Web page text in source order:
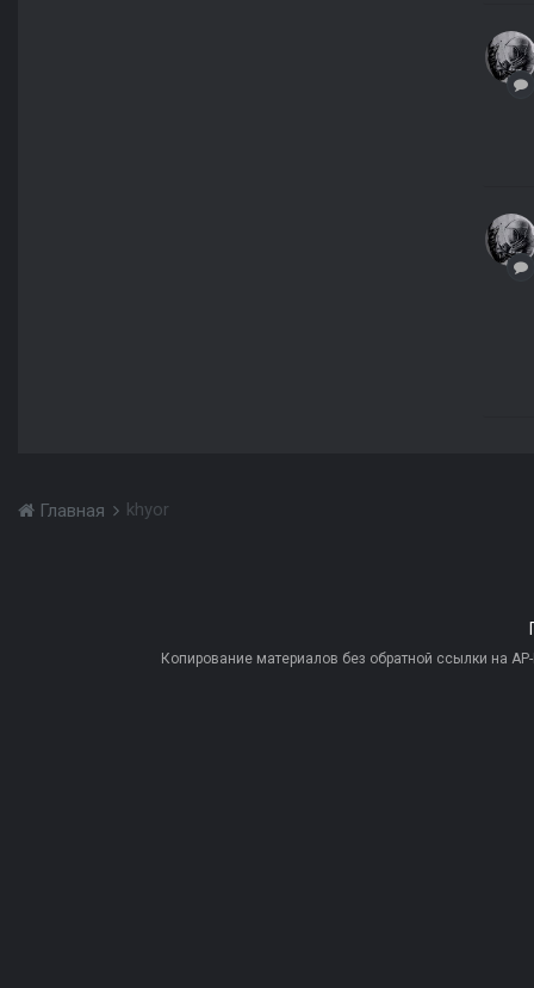
Главная khyor
Копирование материалов без обратной ссылки на